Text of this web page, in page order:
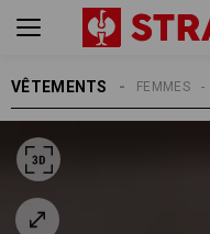
VÊTEMENTS FEMMES